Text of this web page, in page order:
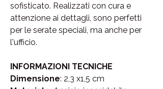
sofisticato. Realizzati con cura e
attenzione ai dettagli, sono perfetti
per le serate speciali, ma anche per
l'ufficio.
INFORMAZIONI TECNICHE
Dimensione: 2,3 x1,5 cm